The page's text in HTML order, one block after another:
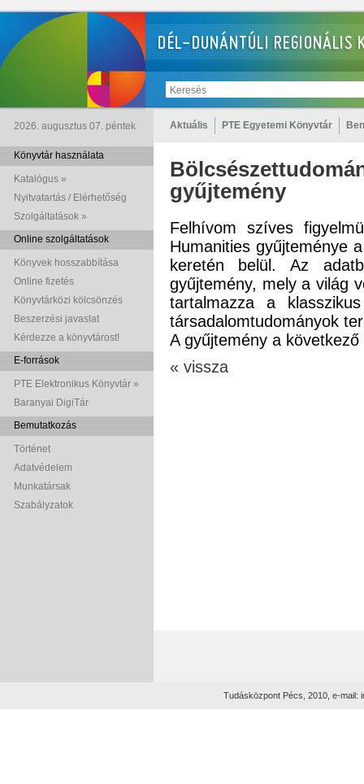
2026. augusztus 07. péntek Aktuális PTE Egyetemi Könyvtár
Könyvtár használata
Katalógus »
Nyitvatartás / Elérhetőség
Szolgáltatások »
Online szolgáltatások
Könyvek hosszabbítása
Online fizetés
Könyvtárközi kölcsönzés
Beszerzési javaslat
Kérdezze a könyvtárost!
E-források
PTE Elektronikus Könyvtár »
Baranyai DigiTár
Bemutatkozás
Történet
Adatvédelem
Munkatársak
Szabályzatok
gyűjtemény
Felhívom szíves
Humanities gyűjteménye
keretén belül. Az
gyűjtemény, mely a világ
tartalmazza a
társadalomtudományok
A gyűjtemény a
« vissza
Tudásközpont Pécs, 2010, e-mail: